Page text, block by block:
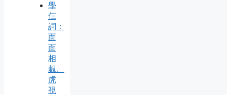
學
仨
詞：
面
面
相
覷、
虎
視